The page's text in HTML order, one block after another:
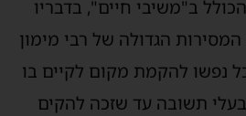
ב"משיבי חיים", בדבריו
הגדולה של רבי מימון
נפשו להקמת מקום לקיים בו
תשובה עד שזכה להקים